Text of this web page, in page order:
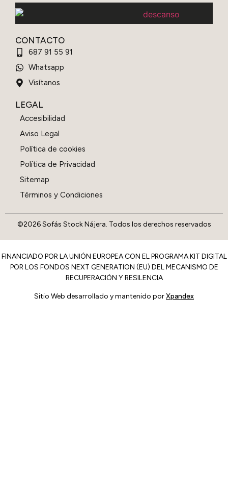
CONTACTO
687 91 55 91
Whatsapp
Visítanos
LEGAL
Accesibilidad
Aviso Legal
Política de cookies
Política de Privacidad
Sitemap
Términos y Condiciones
©2026 Sofás Stock Nájera. Todos los derechos reservados
FINANCIADO POR LA UNIÓN EUROPEA CON EL PROGRAMA KIT DIGITAL
POR LOS FONDOS NEXT GENERATION (EU) DEL MECANISMO DE
RECUPERACIÓN Y RESILENCIA
Sitio Web desarrollado y mantenido porXpandex